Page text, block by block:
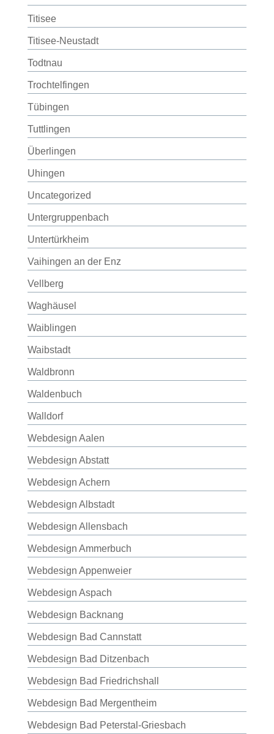
Titisee
Titisee-Neustadt
Todtnau
Trochtelfingen
Tübingen
Tuttlingen
Überlingen
Uhingen
Uncategorized
Untergruppenbach
Untertürkheim
Vaihingen an der Enz
Vellberg
Waghäusel
Waiblingen
Waibstadt
Waldbronn
Waldenbuch
Walldorf
Webdesign Aalen
Webdesign Abstatt
Webdesign Achern
Webdesign Albstadt
Webdesign Allensbach
Webdesign Ammerbuch
Webdesign Appenweier
Webdesign Aspach
Webdesign Backnang
Webdesign Bad Cannstatt
Webdesign Bad Ditzenbach
Webdesign Bad Friedrichshall
Webdesign Bad Mergentheim
Webdesign Bad Peterstal-Griesbach